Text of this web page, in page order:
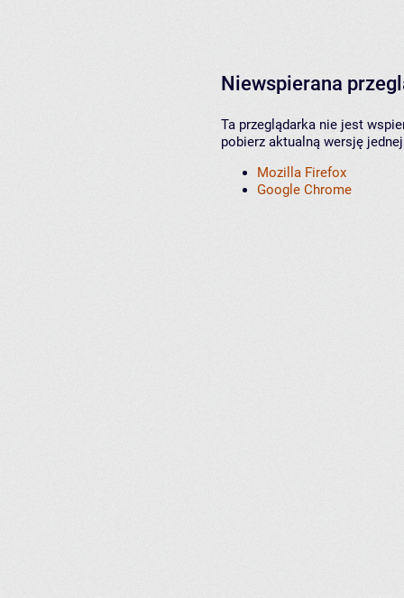
Niewspierana
Ta przeglądarka nie jest
pobierz aktualną wersję
Mozilla Firefox
Google Chrome